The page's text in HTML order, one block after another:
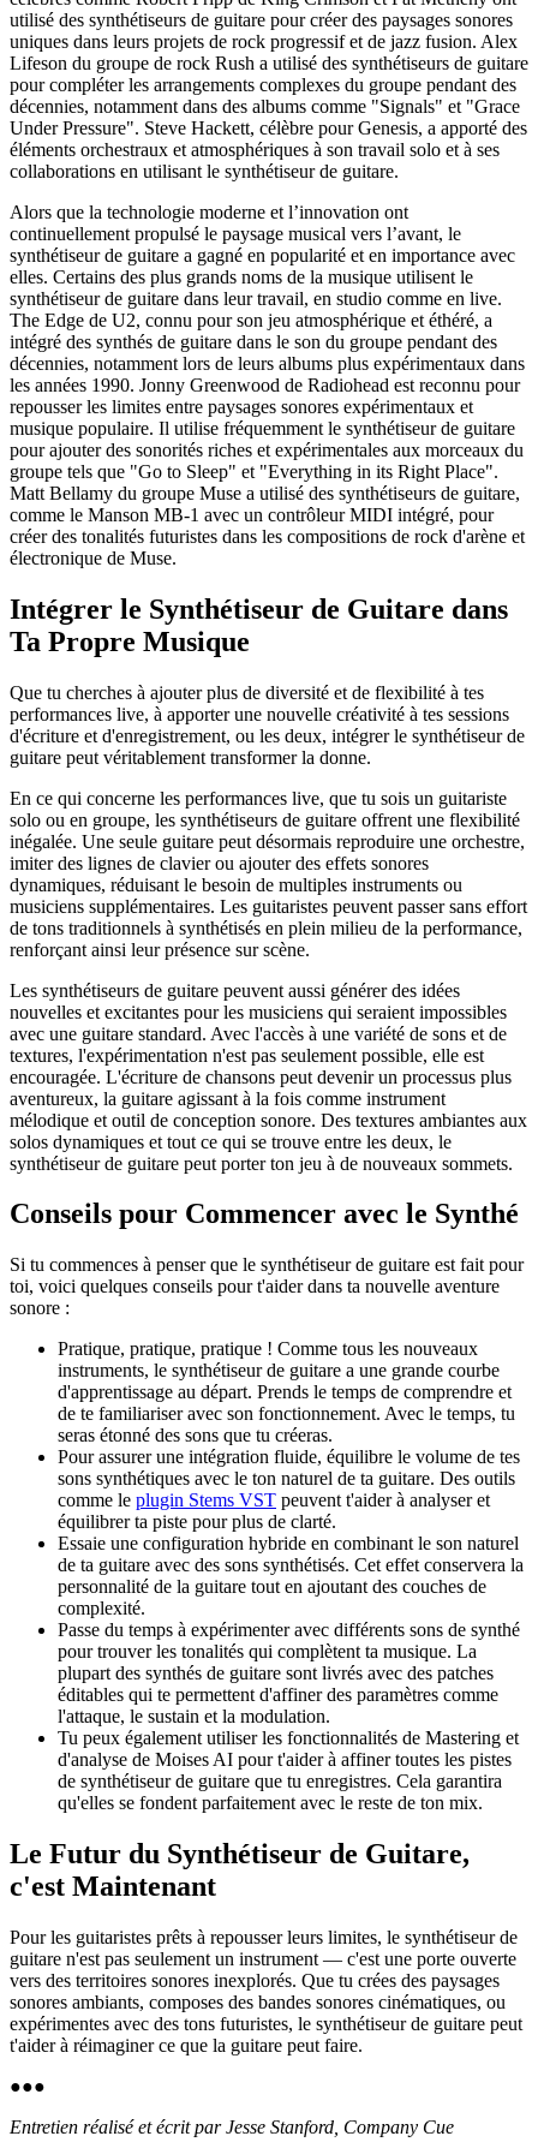
utilisé des synthétiseurs de guitare pour créer des paysages sonores
uniques dans leurs projets de rock progressif et de jazz fusion. Alex
Lifeson du groupe de rock Rush a utilisé des synthétiseurs de guitare
pour compléter les arrangements complexes du groupe pendant des
décennies, notamment dans des albums comme "Signals" et "Grace
Under Pressure". Steve Hackett, célèbre pour Genesis, a apporté des
éléments orchestraux et atmosphériques à son travail solo et à ses
collaborations en utilisant le synthétiseur de guitare.
Alors que la technologie moderne et l’innovation ont
continuellement propulsé le paysage musical vers l’avant, le
synthétiseur de guitare a gagné en popularité et en importance avec
elles. Certains des plus grands noms de la musique utilisent le
synthétiseur de guitare dans leur travail, en studio comme en live.
The Edge de U2, connu pour son jeu atmosphérique et éthéré, a
intégré des synthés de guitare dans le son du groupe pendant des
décennies, notamment lors de leurs albums plus expérimentaux dans
les années 1990. Jonny Greenwood de Radiohead est reconnu pour
repousser les limites entre paysages sonores expérimentaux et
musique populaire. Il utilise fréquemment le synthétiseur de guitare
pour ajouter des sonorités riches et expérimentales aux morceaux du
groupe tels que "Go to Sleep" et "Everything in its Right Place".
Matt Bellamy du groupe Muse a utilisé des synthétiseurs de guitare,
comme le Manson MB-1 avec un contrôleur MIDI intégré, pour
créer des tonalités futuristes dans les compositions de rock d'arène et
électronique de Muse.
Intégrer le Synthétiseur de Guitare dans
Ta Propre Musique
Que tu cherches à ajouter plus de diversité et de flexibilité à tes
performances live, à apporter une nouvelle créativité à tes sessions
d'écriture et d'enregistrement, ou les deux, intégrer le synthétiseur de
guitare peut véritablement transformer la donne.
En ce qui concerne les performances live, que tu sois un guitariste
solo ou en groupe, les synthétiseurs de guitare offrent une flexibilité
inégalée. Une seule guitare peut désormais reproduire une orchestre,
imiter des lignes de clavier ou ajouter des effets sonores
dynamiques, réduisant le besoin de multiples instruments ou
musiciens supplémentaires. Les guitaristes peuvent passer sans effort
de tons traditionnels à synthétisés en plein milieu de la performance,
renforçant ainsi leur présence sur scène.
Les synthétiseurs de guitare peuvent aussi générer des idées
nouvelles et excitantes pour les musiciens qui seraient impossibles
avec une guitare standard. Avec l'accès à une variété de sons et de
textures, l'expérimentation n'est pas seulement possible, elle est
encouragée. L'écriture de chansons peut devenir un processus plus
aventureux, la guitare agissant à la fois comme instrument
mélodique et outil de conception sonore. Des textures ambiantes aux
solos dynamiques et tout ce qui se trouve entre les deux, le
synthétiseur de guitare peut porter ton jeu à de nouveaux sommets.
Conseils pour Commencer avec le Synthé
Si tu commences à penser que le synthétiseur de guitare est fait pour
toi, voici quelques conseils pour t'aider dans ta nouvelle aventure
sonore :
Pratique, pratique, pratique ! Comme tous les nouveaux
instruments, le synthétiseur de guitare a une grande courbe
d'apprentissage au départ. Prends le temps de comprendre et
de te familiariser avec son fonctionnement. Avec le temps, tu
seras étonné des sons que tu créeras.
Pour assurer une intégration fluide, équilibre le volume de tes
sons synthétiques avec le ton naturel de ta guitare. Des outils
comme le plugin Stems VST peuvent t'aider à analyser et
équilibrer ta piste pour plus de clarté.
Essaie une configuration hybride en combinant le son naturel
de ta guitare avec des sons synthétisés. Cet effet conservera la
personnalité de la guitare tout en ajoutant des couches de
complexité.
Passe du temps à expérimenter avec différents sons de synthé
pour trouver les tonalités qui complètent ta musique. La
plupart des synthés de guitare sont livrés avec des patches
éditables qui te permettent d'affiner des paramètres comme
l'attaque, le sustain et la modulation.
Tu peux également utiliser les fonctionnalités de Mastering et
d'analyse de Moises AI pour t'aider à affiner toutes les pistes
de synthétiseur de guitare que tu enregistres. Cela garantira
qu'elles se fondent parfaitement avec le reste de ton mix.
Le Futur du Synthétiseur de Guitare,
c'est Maintenant
Pour les guitaristes prêts à repousser leurs limites, le synthétiseur de
guitare n'est pas seulement un instrument — c'est une porte ouverte
vers des territoires sonores inexplorés. Que tu crées des paysages
sonores ambiants, composes des bandes sonores cinématiques, ou
expérimentes avec des tons futuristes, le synthétiseur de guitare peut
t'aider à réimaginer ce que la guitare peut faire.
●●●
Entretien réalisé et écrit par Jesse Stanford, Company Cue